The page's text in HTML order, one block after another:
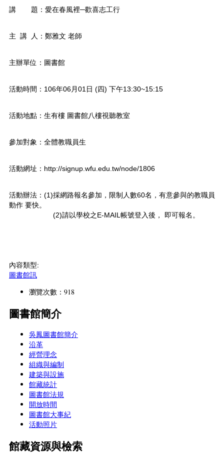
講 題：愛在春風裡─歡喜志工行
主 講 人：鄭雅文 老師
主辦單位：圖書館
活動時間：106年06月01日 (四) 下午13:30~15:15
活動地點：生有樓 圖書館八樓視聽教室
參加對象：全體教職員生
活動網址：http://signup.wfu.edu.tw/node/1806
活動辦法：(1)採網路報名參加，限制人數60名，有意參與的教職員
動作 要快。
(2)請以學校之E-MAIL帳號登入後， 即可報名。
內容類型:
圖書館訊
瀏覽次數：918
圖書館簡介
吳鳳圖書館簡介
沿革
經營理念
組織與編制
建築與設施
館藏統計
圖書館法規
開放時間
圖書館大事紀
活動照片
館藏資源與檢索